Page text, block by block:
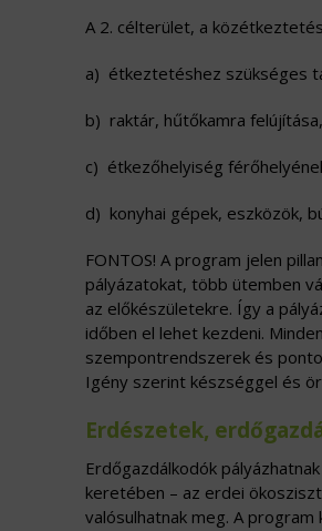
A 2. célterület, a
a) étkeztetéshez szükséges
b) raktár, hűtőkamra
c) étkezőhelyiség
d) konyhai gépek, eszközök,
FONTOS! A program jelen
pályázatokat, több ütemben
az előkészületekre. Így a
időben el lehet kezdeni.
szempontrendszerek és
Igény szerint készséggel és
Erdészetek,
Erdőgazdálkodók
keretében – az erdei
valósulhatnak meg. A